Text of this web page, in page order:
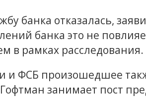
банка отказалась,
банка это не
в рамках расследования.
и ФСБ произошедшее
занимает пост